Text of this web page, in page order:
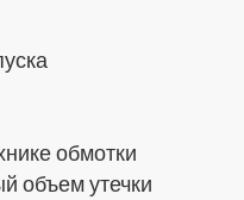
обмотки
объем утечки